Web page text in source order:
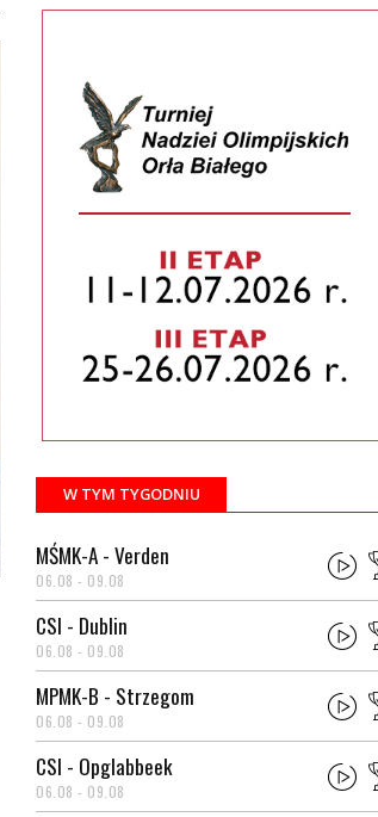
W TYM TYGODNIU
MŚMK-A - Verden
06.08 - 09.08
CSI - Dublin
06.08 - 09.08
MPMK-B - Strzegom
06.08 - 09.08
CSI - Opglabbeek
06.08 - 09.08